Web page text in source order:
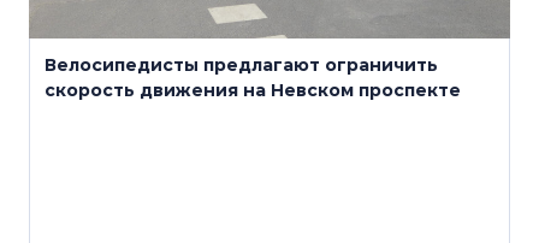
Велосипедисты предлагают ограничить
скорость движения на Невском проспекте